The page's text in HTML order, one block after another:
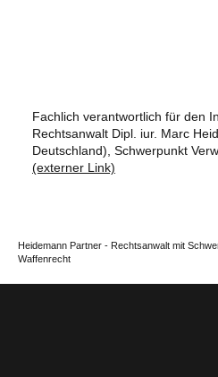
Fachlich verantwortlich für den
Rechtsanwalt Dipl. iur. Marc
Deutschland), Schwerpunkt
(externer Link)
Heidemann Partner - Rechtsanwalt mit
Waffenrecht